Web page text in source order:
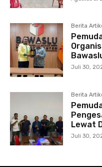
Berita
Juli 30,
Berita
Lewat
Juli 30,